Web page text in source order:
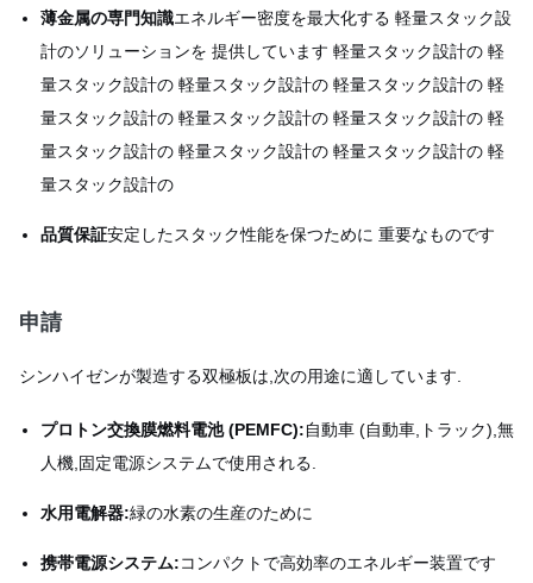
薄金属の専門知識エネルギー密度を最大化する 軽量スタック設
計のソリューションを 提供しています 軽量スタック設計の 軽
量スタック設計の 軽量スタック設計の 軽量スタック設計の 軽
量スタック設計の 軽量スタック設計の 軽量スタック設計の 軽
量スタック設計の 軽量スタック設計の 軽量スタック設計の 軽
量スタック設計の
品質保証安定したスタック性能を保つために 重要なものです
申請
シンハイゼンが製造する双極板は,次の用途に適しています.
プロトン交換膜燃料電池 (PEMFC):自動車 (自動車,トラック),無
人機,固定電源システムで使用される.
水用電解器:緑の水素の生産のために
携帯電源システム:コンパクトで高効率のエネルギー装置です